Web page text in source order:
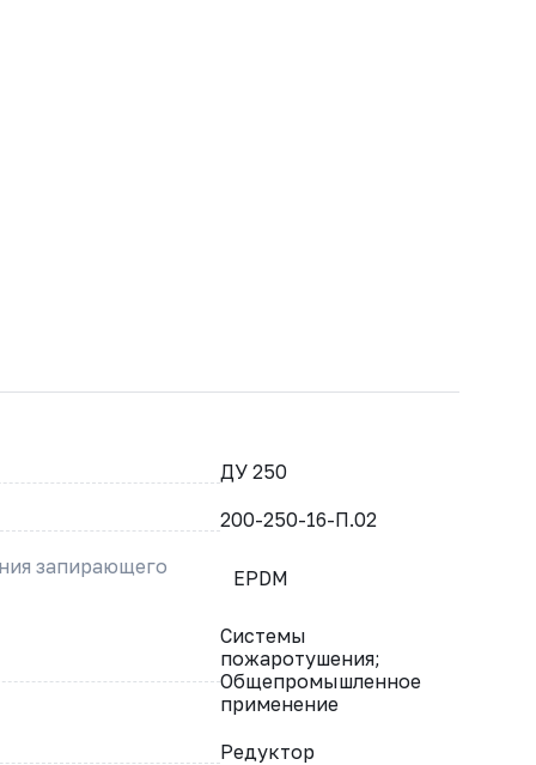
ДУ 250
200-250-16-П.02
запирающего
EPDM
Системы
пожаротушения;
Общепромышленное
применение
Редуктор